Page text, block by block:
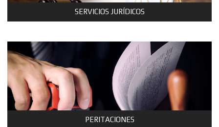
SERVICIOS JURÍDICOS
PERITACIONES